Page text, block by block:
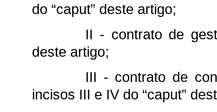
do “caput” deste artigo;
II - contrato de
deste artigo;
III - contrato de
incisos III e IV do “caput”